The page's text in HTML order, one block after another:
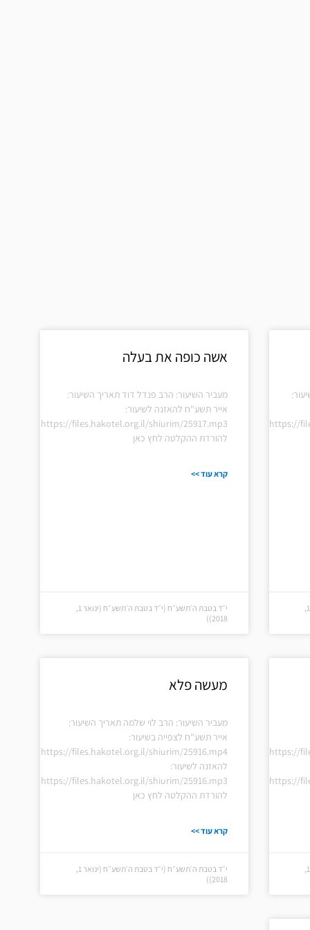
https://
י״ד בטבת ה׳תשע״ח (י״ד בטבת ה׳תשע״ח (ינואר 1,
אשה כופה את בעלה
מעביר השיעור: הרב פנדל דוד תאריך השיעור:
אייר תשע"ח להאזנה לשיעור:
https://files.hakotel.org.il/shiurim/25917.mp3
להורדת ההקלטה לחץ כאן
קרא עוד >>
י״ד בטבת ה׳תשע״ח (י״ד בטבת ה׳תשע״ח (ינואר 1,
2018))
https://
https://
י״ד בטבת ה׳תשע״ח (י״ד בטבת ה׳תשע״ח (ינואר 1,
מעשה פלא
מעביר השיעור: הרב לוי שלמה תאריך השיעור:
אייר תשע"ח לצפייה בשיעור:
https://files.hakotel.org.il/shiurim/25916.mp4
להאזנה לשיעור:
https://files.hakotel.org.il/shiurim/25916.mp3
להורדת ההקלטה לחץ כאן
קרא עוד >>
י״ד בטבת ה׳תשע״ח (י״ד בטבת ה׳תשע״ח (ינואר 1,
2018))